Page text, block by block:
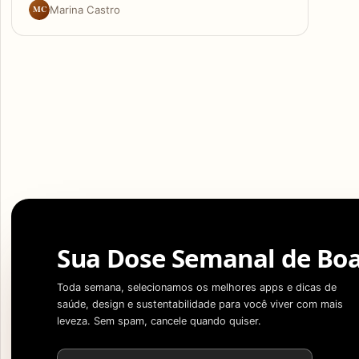
MC Marina Castro
Sua Dose Semanal de
Toda semana, selecionamos os melhores apps e dicas de
saúde, design e sustentabilidade para você viver com mais
leveza. Sem spam, cancele quando quiser.
Endereço de e-mail